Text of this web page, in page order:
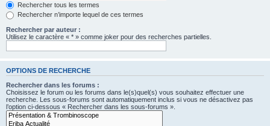
Rechercher tous les termes
Rechercher n’importe lequel de ces termes
Rechercher par auteur :
Utilisez le caractère « * » comme joker pour des recherches partielles.
OPTIONS DE RECHERCHE
Rechercher dans les forums :
Choisissez le forum ou les forums dans le(s)quel(s) vous souhaitez effectuer une
recherche. Les sous-forums sont automatiquement inclus si vous ne désactivez pas
l’option ci-dessous « Rechercher dans les sous-forums ».